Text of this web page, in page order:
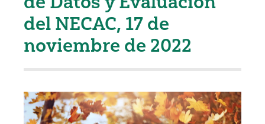
del NECAC, 17 de
noviembre de 2022